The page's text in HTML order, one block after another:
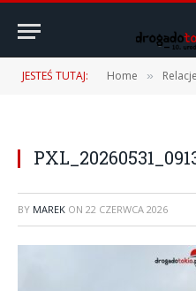
JESTEŚ TUTAJ: Home » Relacje
BY MAREK ON 22 CZERWCA 2026